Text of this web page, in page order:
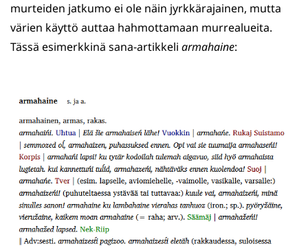
murteiden jatkumo ei ole näin jyrkkärajainen, mutta
värien käyttö auttaa hahmottamaan murrealueita.
Tässä esimerkkinä sana-artikkeli armahaine: